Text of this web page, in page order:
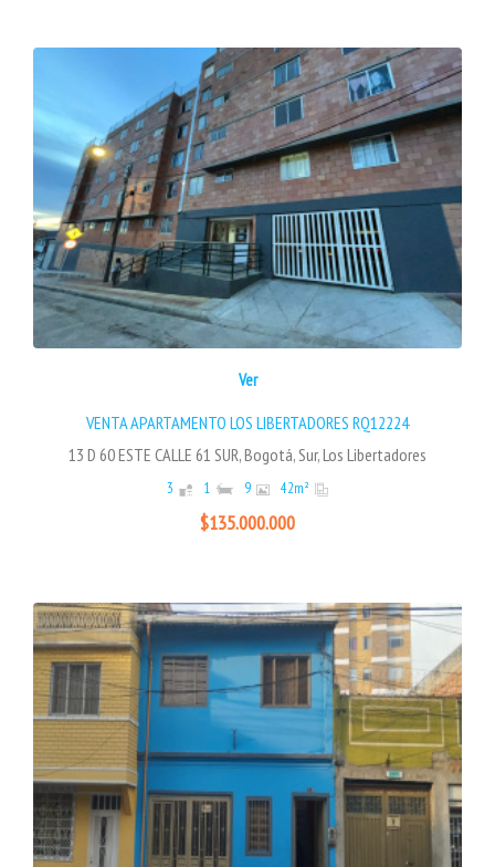
Ver
VENTA APARTAMENTO LOS LIBERTADORES RQ12224
13 D 60 ESTE CALLE 61 SUR, Bogotá, Sur, Los Libertadores
3 1 9 42m²
$135.000.000